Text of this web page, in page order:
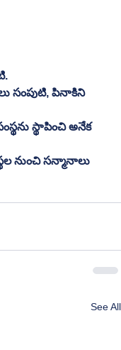
సంపుటి, పినాకిని
స్థాపించి అనేక
నుంచి సన్మానాలు
See All